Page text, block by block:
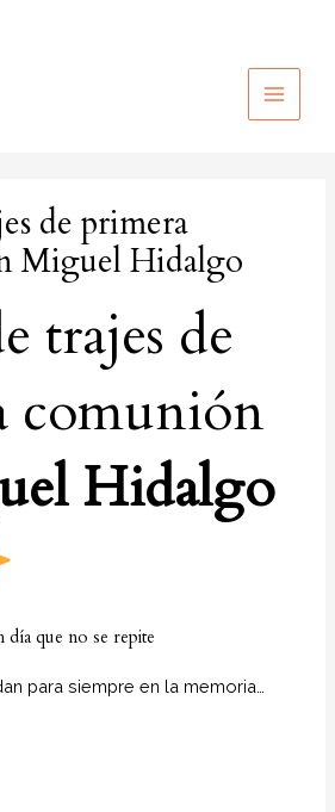
MAIN
de primera
Miguel Hidalgo
trajes de
comunión
Hidalgo
día que no se repite
para siempre en la memoria…